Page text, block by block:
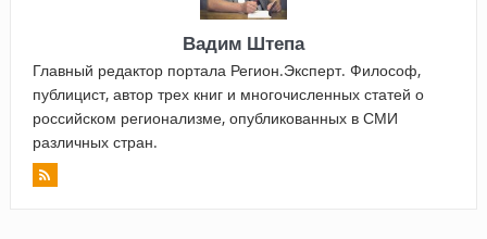
Вадим Штепа
Главный редактор портала Регион.Эксперт. Философ,
публицист, автор трех книг и многочисленных статей о
российском регионализме, опубликованных в СМИ
различных стран.